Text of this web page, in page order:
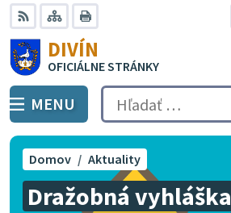
Preskočiť
na
obsah
RSS Mapa
DIVÍN
OFICIÁLNE STRÁNKY
PREPNÚŤ
MENU Hľadať:
Dražobná vyhláška
Domov Aktuality